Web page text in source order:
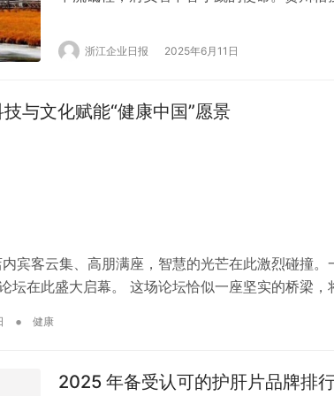
力。 近年来，贵州柏强制药有限公司在抗
蝥酸钠维生素B₆注射液，为无数肿瘤患者点
浙江企业日报 2025年6月11日
与文化赋能“健康中国”愿景
宾客云集、高朋满座，智慧的光芒在此激烈碰撞
坛在此盛大启幕。 这场论坛恰似一座坚实的桥梁，
聚一堂，围绕鳄鱼产品健康价值、行业规范与科学
新活力与思路。 此次…
• 健康
2025 年备受认可的护肝片品牌排